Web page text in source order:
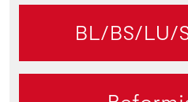
BL/BS/LU/